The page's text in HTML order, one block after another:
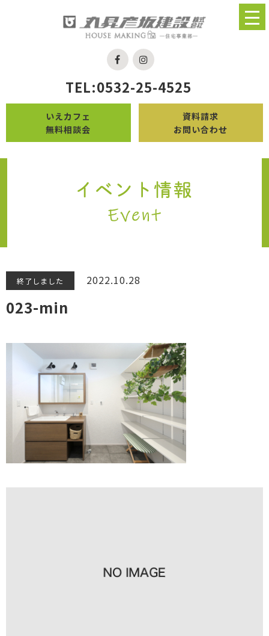
TEL:0532-25-4525
いえカフェ
無料相談会
資料請求
お問い合わせ
終了しました 2022.10.28
023-min